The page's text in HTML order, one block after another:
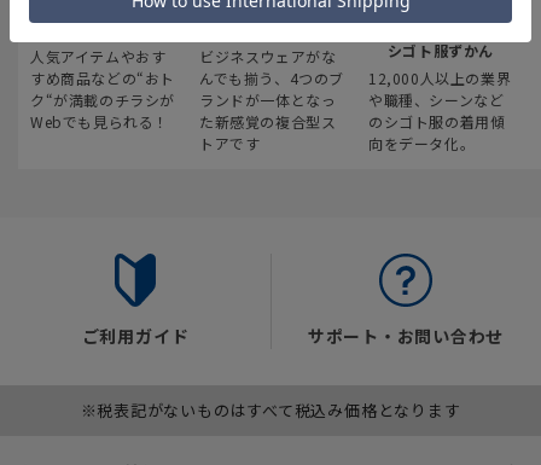
最新のお買い得情報
人気アイテムやおす
すめ商品などの“おト
ク“が満載のチラシが
Webでも見られる！
スーツスクエア
ビジネスウェアがな
んでも揃う、4つのブ
ランドが一体となっ
た新感覚の複合型ス
トアです
みんなの
シゴト服ずかん
12,000人以上の業界
や職種、シーンなど
のシゴト服の着用傾
向をデータ化。
ご利用ガイド サポート・お問い合わせ
※税表記がないものはすべて税込み価格となります